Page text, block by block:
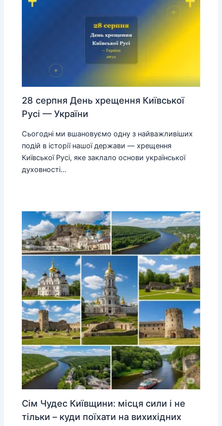
28 серпня День хрещення Київської
Русі — України
Сьогодні ми вшановуємо одну з найважливіших
подій в історії нашої держави — хрещення
Київської Русі, яке заклало основи української
духовності…
Сім Чудес Київщини: місця сили і не
тільки – куди поїхати на вихихідних